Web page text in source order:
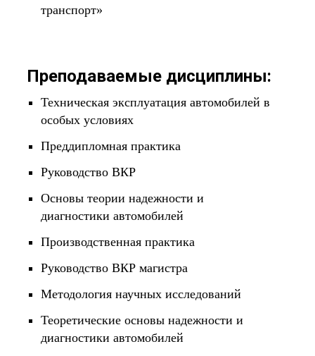
транспорт»
Преподаваемые дисциплины:
Техническая эксплуатация автомобилей в
особых условиях
Преддипломная практика
Руководство ВКР
Основы теории надежности и
диагностики автомобилей
Производственная практика
Руководство ВКР магистра
Методология научных исследований
Теоретические основы надежности и
диагностики автомобилей